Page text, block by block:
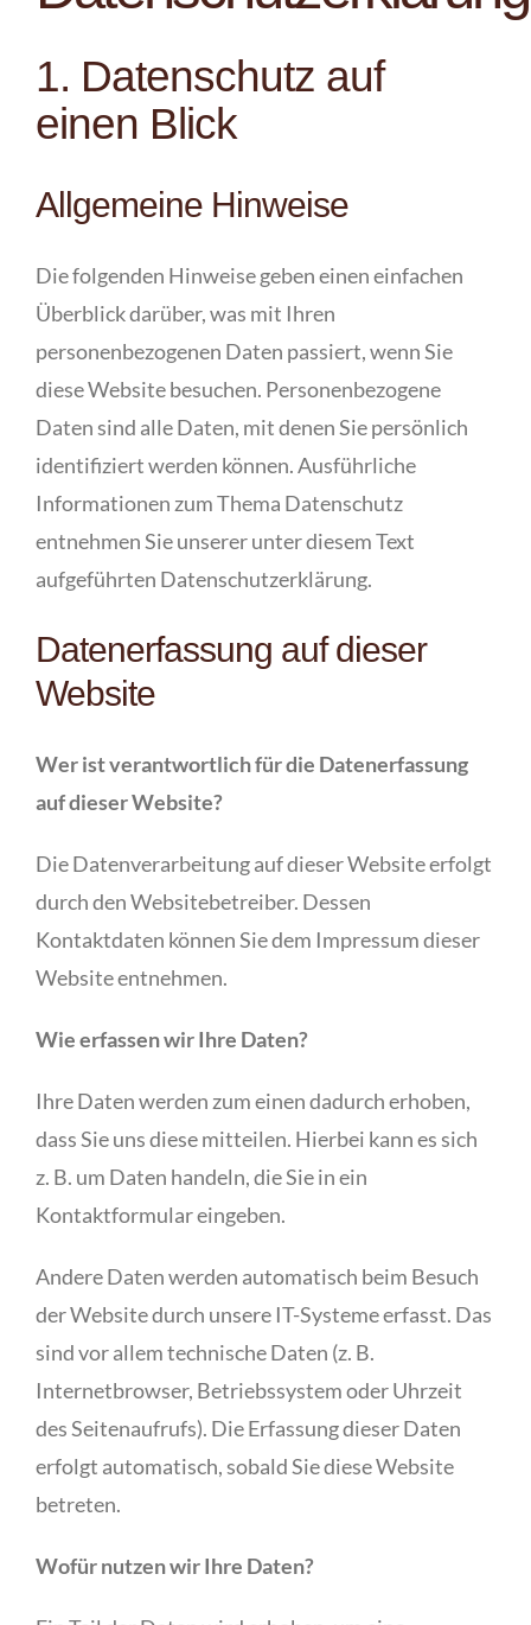
1. Datenschutz auf
einen Blick
Allgemeine Hinweise
Die folgenden Hinweise geben einen einfachen
Überblick darüber, was mit Ihren
personenbezogenen Daten passiert, wenn Sie
diese Website besuchen. Personenbezogene
Daten sind alle Daten, mit denen Sie persönlich
identifiziert werden können. Ausführliche
Informationen zum Thema Datenschutz
entnehmen Sie unserer unter diesem Text
aufgeführten Datenschutzerklärung.
Datenerfassung auf dieser
Website
Wer ist verantwortlich für die Datenerfassung
auf dieser Website?
Die Datenverarbeitung auf dieser Website erfolgt
durch den Websitebetreiber. Dessen
Kontaktdaten können Sie dem Impressum dieser
Website entnehmen.
Wie erfassen wir Ihre Daten?
Ihre Daten werden zum einen dadurch erhoben,
dass Sie uns diese mitteilen. Hierbei kann es sich
z. B. um Daten handeln, die Sie in ein
Kontaktformular eingeben.
Andere Daten werden automatisch beim Besuch
der Website durch unsere IT-Systeme erfasst. Das
sind vor allem technische Daten (z. B.
Internetbrowser, Betriebssystem oder Uhrzeit
des Seitenaufrufs). Die Erfassung dieser Daten
erfolgt automatisch, sobald Sie diese Website
betreten.
Wofür nutzen wir Ihre Daten?